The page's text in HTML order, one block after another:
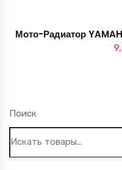
Поиск
Мото-Радиатор